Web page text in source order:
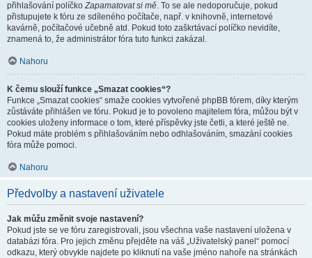
přihlašování políčkoZapamatovat si mě. To se ale nedoporučuje, pokud
přistupujete k fóru ze sdíleného počítače, např. v knihovně, internetové
kavárně, počítačové učebně atd. Pokud toto zaškrtávací políčko nevidíte,
znamená to, že administrátor fóra tuto funkci zakázal.
Nahoru
K čemu slouží funkce „Smazat cookies“?
Funkce „Smazat cookies“ smaže cookies vytvořené phpBB fórem, díky kterým
zůstáváte přihlášen ve fóru. Pokud je to povoleno majitelem fóra, můžou být v
cookies uloženy informace o tom, které příspěvky jste četli, a které ještě ne.
Pokud máte problém s přihlašováním nebo odhlašováním, smazání cookies
fóra může pomoci.
Nahoru
Předvolby a nastavení uživatele
Jak můžu změnit svoje nastavení?
Pokud jste se ve fóru zaregistrovali, jsou všechna vaše nastavení uložena v
databázi fóra. Pro jejich změnu přejděte na váš „Uživatelský panel“ pomocí
odkazu, který obvykle najdete po kliknutí na vaše jméno nahoře na stránkách